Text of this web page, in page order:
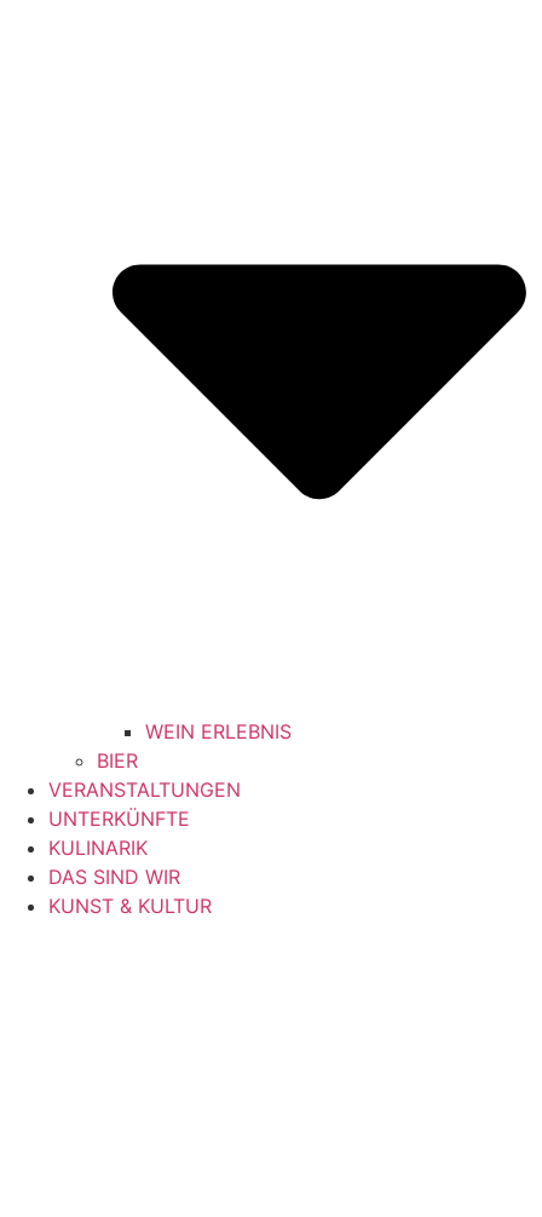
WEIN ERLEBNIS
BIER
VERANSTALTUNGEN
UNTERKÜNFTE
KULINARIK
DAS SIND WIR
KUNST & KULTUR